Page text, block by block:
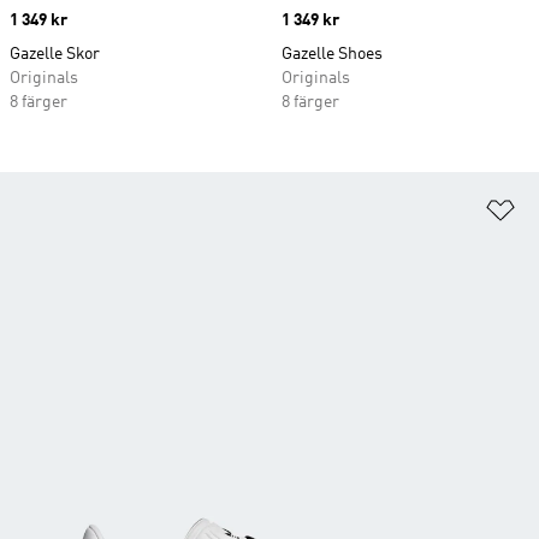
Price
1 349 kr
Gazelle Skor
Originals
8 färger
Price
1 349 kr
Gazelle Shoes
Originals
8 färger